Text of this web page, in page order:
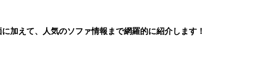
加えて、人気のソファ情報まで網羅的に紹介します！